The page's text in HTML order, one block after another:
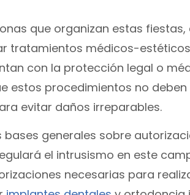
que organizan estas fiestas,
tratamientos médicos-
con la protección legal o
estos procedimientos no deben
evitar daños irreparables.
bases generales sobre
el intrusismo en este
necesarias para